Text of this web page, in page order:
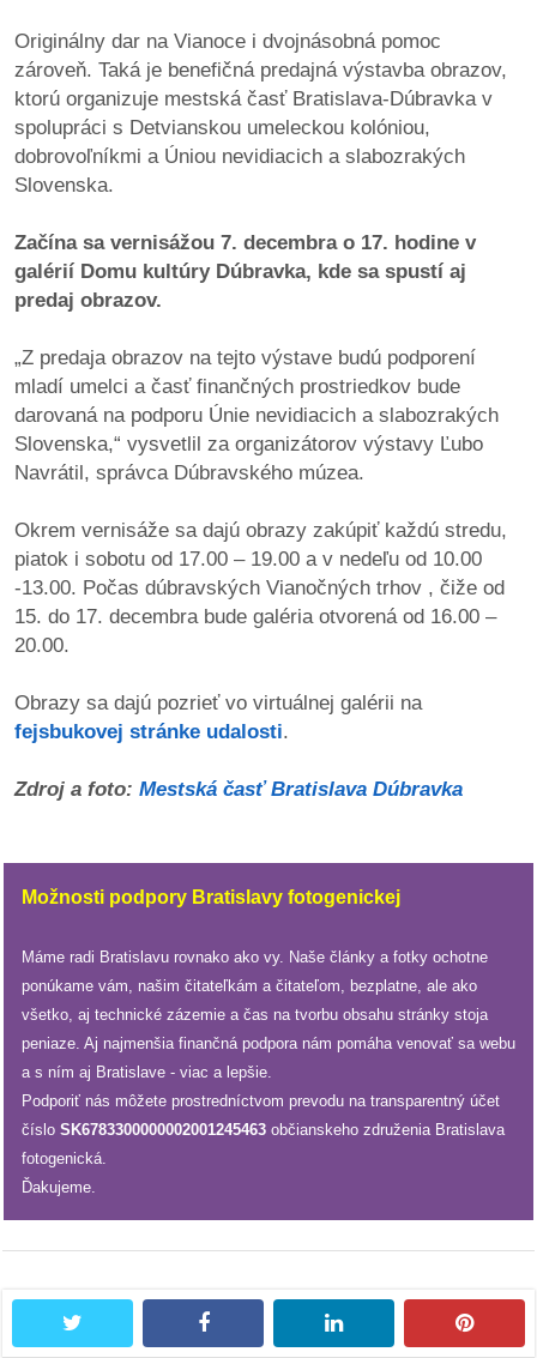
kauzy
konania
stavebné
konania
pripomienkové
konania
prax
práca
odkazy
petície
z
médií
vychádzky
knihy
podpora
nás
kontaktujte
nás
Originálny dar na Vianoce i dvojnásobná pomoc
zároveň. Taká je benefičná predajná výstavba obrazov,
ktorú organizuje mestská časť Bratislava-Dúbravka v
spolupráci s Detvianskou umeleckou kolóniou,
dobrovoľníkmi a Úniou nevidiacich a slabozrakých
Slovenska.
Začína sa vernisážou 7. decembra o 17. hodine v
galérií Domu kultúry Dúbravka, kde sa spustí aj
predaj obrazov.
„Z predaja obrazov na tejto výstave budú podporení
mladí umelci a časť finančných prostriedkov bude
darovaná na podporu Únie nevidiacich a slabozrakých
Slovenska,“ vysvetlil za organizátorov výstavy Ľubo
Navrátil, správca Dúbravského múzea.
Okrem vernisáže sa dajú obrazy zakúpiť každú stredu,
piatok i sobotu od 17.00 – 19.00 a v nedeľu od 10.00
-13.00. Počas dúbravských Vianočných trhov , čiže od
15. do 17. decembra bude galéria otvorená od 16.00 –
20.00.
Obrazy sa dajú pozrieť vo virtuálnej galérii na
fejsbukovej stránke udalosti.
Zdroj a foto: Mestská časť Bratislava Dúbravka
Možnosti podpory Bratislavy fotogenickej
Máme radi Bratislavu rovnako ako vy. Naše články a fotky ochotne
ponúkame vám, našim čitateľkám a čitateľom, bezplatne, ale ako
všetko, aj technické zázemie a čas na tvorbu obsahu stránky stoja
peniaze. Aj najmenšia finančná podpora nám pomáha venovať sa webu
a s ním aj Bratislave - viac a lepšie.
Podporiť nás môžete prostredníctvom prevodu na transparentný účet
číslo SK6783300000002001245463 občianskeho združenia Bratislava
fotogenická.
Ďakujeme.
facebook linkedin